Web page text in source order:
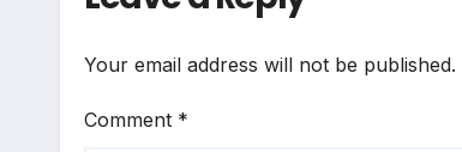
Your email address will not be published.
Comment *